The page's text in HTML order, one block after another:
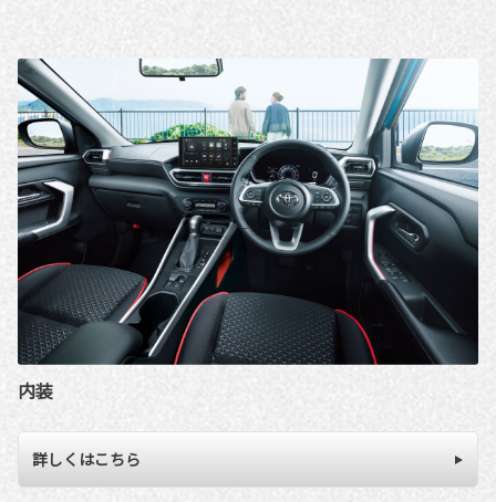
内装
詳しくはこちら